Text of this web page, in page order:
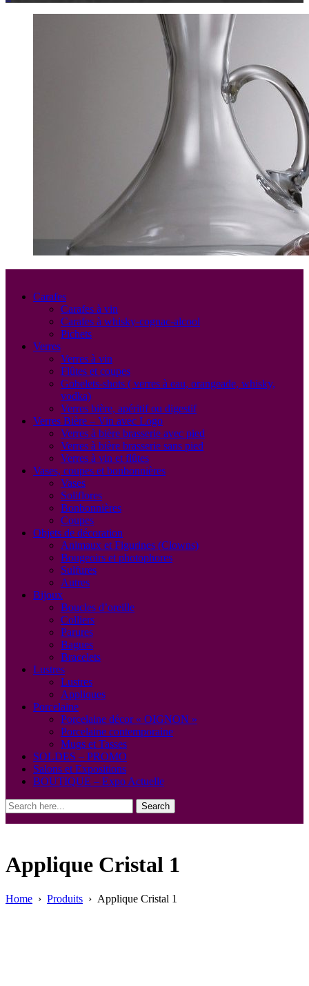
Carafes
Carafes à vin
Carafes à whisky-cognac-alcool
Pichets
Verres
Verres à vin
Flûtes et coupes
Gobelets-shots ( verres à eau, orangeade, whisky,
vodka)
Verres bière, apéritif ou digestif
Verres Bière – Vin avec Logo
Verres à bière brasserie avec pied
Verres à bière brasserie sans pied
Verres à vin et flûtes
Vases, coupes et bonbonnières
Vases
Soliflores
Bonbonnières
Coupes
Objets de décoration
Animaux et Figurines (Clowns)
Bougeoirs et photophores
Sulfures
Autres
Bijoux
Boucles d’oreille
Colliers
Parures
Bagues
Bracelets
Lustres
Lustres
Appliques
Porcelaine
Porcelaine décor « OIGNON »
Porcelaine contemporaine
Mugs et Tasses
SOLDES – PROMO
Salons et Expositions
BOUTIQUE – Expo Actuelle
Search
Applique Cristal 1
Home › Produits › Applique Cristal 1